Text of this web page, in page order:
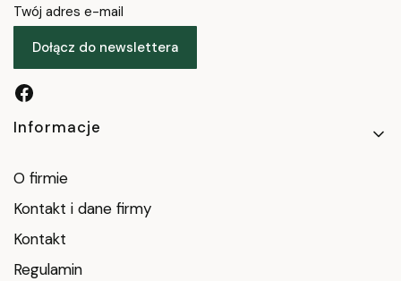
Twój adres e-mail
Dołącz do newslettera
Linki w stopce
Informacje
O firmie
Kontakt i dane firmy
Kontakt
Regulamin